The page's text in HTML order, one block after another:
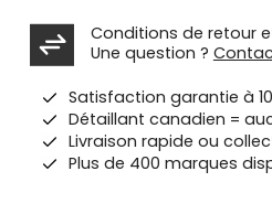
Conditions de retour
Une question ?
Satisfaction garantie à
Détaillant canadien =
Livraison rapide ou
Plus de 400 marques